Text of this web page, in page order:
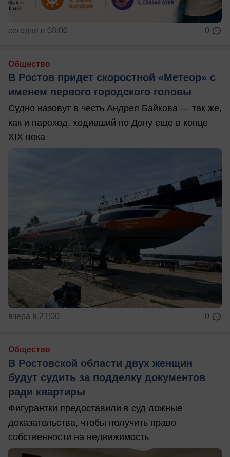
сегодня в 08:00 0
Общество
В Ростов придет скоростной «Метеор» с
именем первого городского головы
Судно назовут в честь Андрея Байкова — так же,
как и пароход, ходивший по Дону еще в конце
XIX века
вчера в 21:00 0
Общество
В Ростовской области двух женщин
будут судить за подделку документов
ради квартиры
Фигурантки предоставили в суд ложные
доказательства, чтобы получить право
собственности на недвижимость